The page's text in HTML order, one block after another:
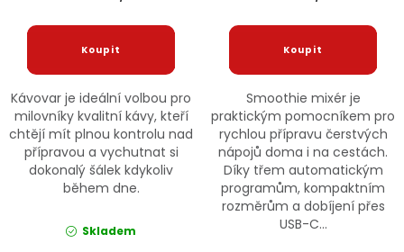
Kávovar je ideální volbou pro
milovníky kvalitní kávy, kteří
chtějí mít plnou kontrolu nad
přípravou a vychutnat si
dokonalý šálek kdykoliv
během dne.
Skladem
Smoothie mixér je
praktickým pomocníkem pro
rychlou přípravu čerstvých
nápojů doma i na cestách.
Díky třem automatickým
programům, kompaktním
rozměrům a dobíjení přes
USB-C...